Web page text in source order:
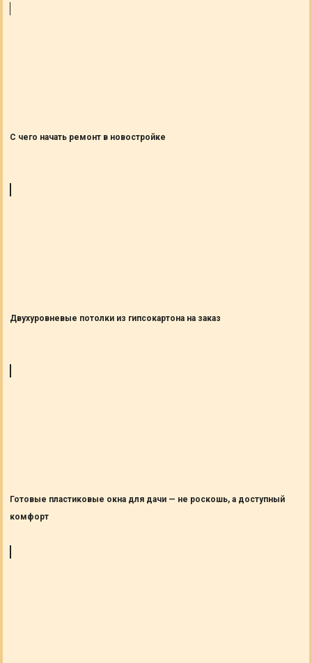
С чего начать ремонт в новостройке
Двухуровневые потолки из гипсокартона на заказ
Готовые пластиковые окна для дачи — не роскошь, а доступный
комфорт